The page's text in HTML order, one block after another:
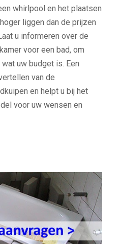
whirlpool en het plaatsen
liggen dan de prijzen
u informeren over de
voor een bad, om
uw budget is. Een
van de
en helpt u bij het
voor uw wensen en